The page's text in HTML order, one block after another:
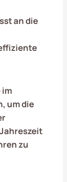
an die
im
um die
zu